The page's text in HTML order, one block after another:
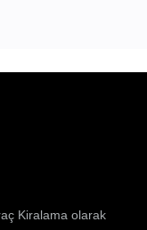
Kiralama olarak